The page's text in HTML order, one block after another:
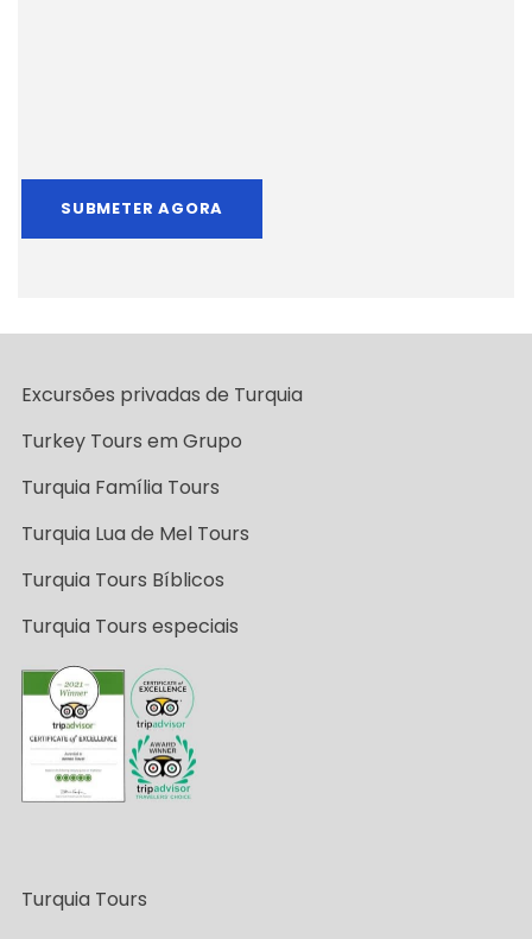
Excursões privadas de Turquia
Turkey Tours em Grupo
Turquia Família Tours
Turquia Lua de Mel Tours
Turquia Tours Bíblicos
Turquia Tours especiais
Turquia Tours